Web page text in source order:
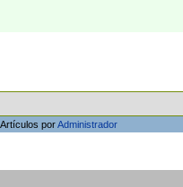
Artículos porAdministrador